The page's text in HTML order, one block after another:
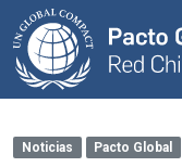
Noticias Pacto Global